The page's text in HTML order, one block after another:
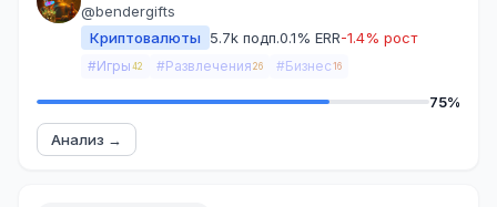
@bendergifts
Криптовалюты
5.7k подп.0.1% ERR-1.4% рост
#Игры 42 #Развлечения 26 #Бизнес 16
75%
Анализ →